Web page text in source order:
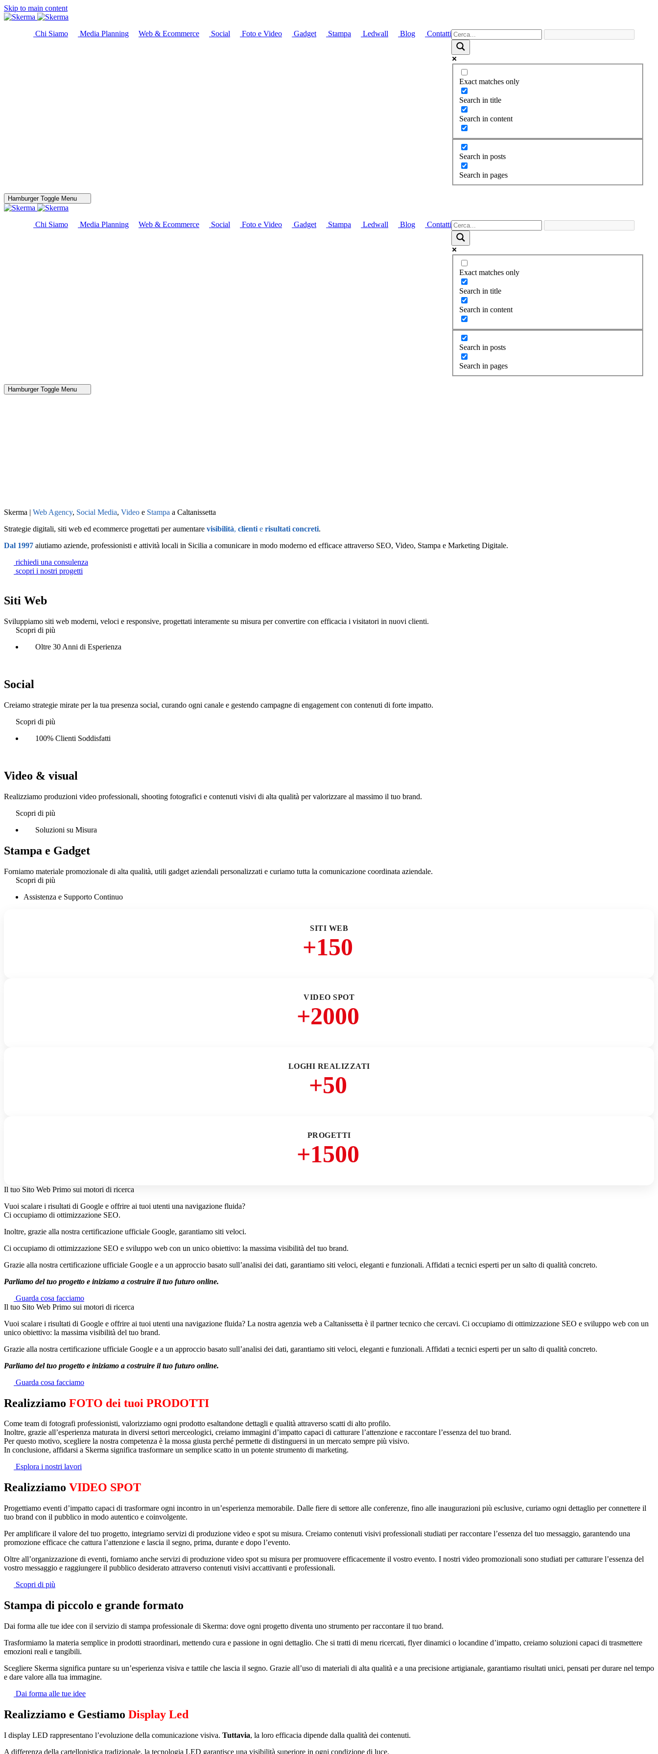
Skip to main content
Chi Siamo Media Planning Web & Ecommerce Social Foto e Video Gadget Stampa Ledwall Blog Contatti
Exact matches only
Search in title
Search in content
Search in posts
Search in pages
Hamburger Toggle Menu
Chi Siamo Media Planning Web & Ecommerce Social Foto e Video Gadget Stampa Ledwall Blog Contatti
Exact matches only
Search in title
Search in content
Search in posts
Search in pages
Hamburger Toggle Menu
Skerma | Web Agency, Social Media, Video e Stampa a Caltanissetta
Strategie digitali, siti web ed ecommerce progettati per aumentare visibilità, clienti e risultati concreti.
Dal 1997 aiutiamo aziende, professionisti e attività locali in Sicilia a comunicare in modo moderno ed efficace attraverso SEO, Video, Stampa e Marketing Digitale.
richiedi una consulenza
scopri i nostri progetti
Siti Web
Sviluppiamo siti web moderni, veloci e responsive, progettati interamente su misura per convertire con efficacia i visitatori in nuovi clienti.
Scopri di più
Oltre 30 Anni di Esperienza
Social
Creiamo strategie mirate per la tua presenza social, curando ogni canale e gestendo campagne di engagement con contenuti di forte impatto.
Scopri di più
100% Clienti Soddisfatti
Video & visual
Realizziamo produzioni video professionali, shooting fotografici e contenuti visivi di alta qualità per valorizzare al massimo il tuo brand.
Scopri di più
Soluzioni su Misura
Stampa e Gadget
Forniamo materiale promozionale di alta qualità, utili gadget aziendali personalizzati e curiamo tutta la comunicazione coordinata aziendale.
Scopri di più
Assistenza e Supporto Continuo
SITI WEB
+150
VIDEO SPOT
+2000
LOGHI REALIZZATI
+50
PROGETTI
+1500
Il tuo Sito Web Primo sui motori di ricerca
Vuoi scalare i risultati di Google e offrire ai tuoi utenti una navigazione fluida?
Ci occupiamo di ottimizzazione SEO.
Inoltre, grazie alla nostra certificazione ufficiale Google, garantiamo siti veloci.
Ci occupiamo di ottimizzazione SEO e sviluppo web con un unico obiettivo: la massima visibilità del tuo brand.
Grazie alla nostra certificazione ufficiale Google e a un approccio basato sull’analisi dei dati, garantiamo siti veloci, eleganti e funzionali. Affidati a tecnici esperti per un salto di qualità concreto.
Parliamo del tuo progetto e iniziamo a costruire il tuo futuro online.
Guarda cosa facciamo
Il tuo Sito Web Primo sui motori di ricerca
Vuoi scalare i risultati di Google e offrire ai tuoi utenti una navigazione fluida? La nostra agenzia web a Caltanissetta è il partner tecnico che cercavi. Ci occupiamo di ottimizzazione SEO e sviluppo web con un
unico obiettivo: la massima visibilità del tuo brand.
Grazie alla nostra certificazione ufficiale Google e a un approccio basato sull’analisi dei dati, garantiamo siti veloci, eleganti e funzionali. Affidati a tecnici esperti per un salto di qualità concreto.
Parliamo del tuo progetto e iniziamo a costruire il tuo futuro online.
Guarda cosa facciamo
Realizziamo FOTO dei tuoi PRODOTTI
Come team di fotografi professionisti, valorizziamo ogni prodotto esaltandone dettagli e qualità attraverso scatti di alto profilo.
Inoltre, grazie all’esperienza maturata in diversi settori merceologici, creiamo immagini d’impatto capaci di catturare l’attenzione e raccontare l’essenza del tuo brand.
Per questo motivo, scegliere la nostra competenza è la mossa giusta perché permette di distinguersi in un mercato sempre più visivo.
In conclusione, affidarsi a Skerma significa trasformare un semplice scatto in un potente strumento di marketing.
Esplora i nostri lavori
Realizziamo VIDEO SPOT
Progettiamo eventi d’impatto capaci di trasformare ogni incontro in un’esperienza memorabile. Dalle fiere di settore alle conferenze, fino alle inaugurazioni più esclusive, curiamo ogni dettaglio per connettere il
tuo brand con il pubblico in modo autentico e coinvolgente.
Per amplificare il valore del tuo progetto, integriamo servizi di produzione video e spot su misura. Creiamo contenuti visivi professionali studiati per raccontare l’essenza del tuo messaggio, garantendo una
promozione efficace che cattura l’attenzione e lascia il segno, prima, durante e dopo l’evento.
Oltre all’organizzazione di eventi, forniamo anche servizi di produzione video spot su misura per promuovere efficacemente il vostro evento. I nostri video promozionali sono studiati per catturare l’essenza del
vostro messaggio e raggiungere il pubblico desiderato attraverso contenuti visivi accattivanti e professionali.
Scopri di più
Stampa di piccolo e grande formato
Dai forma alle tue idee con il servizio di stampa professionale di Skerma: dove ogni progetto diventa uno strumento per raccontare il tuo brand.
Trasformiamo la materia semplice in prodotti straordinari, mettendo cura e passione in ogni dettaglio. Che si tratti di menu ricercati, flyer dinamici o locandine d’impatto, creiamo soluzioni capaci di trasmettere
emozioni reali e tangibili.
Scegliere Skerma significa puntare su un’esperienza visiva e tattile che lascia il segno. Grazie all’uso di materiali di alta qualità e a una precisione artigianale, garantiamo risultati unici, pensati per durare nel tempo
e dare valore alla tua immagine.
Dai forma alle tue idee
Realizziamo e Gestiamo Display Led
I display LED rappresentano l’evoluzione della comunicazione visiva. Tuttavia, la loro efficacia dipende dalla qualità dei contenuti.
A differenza della cartellonistica tradizionale, la tecnologia LED garantisce una visibilità superiore in ogni condizione di luce.